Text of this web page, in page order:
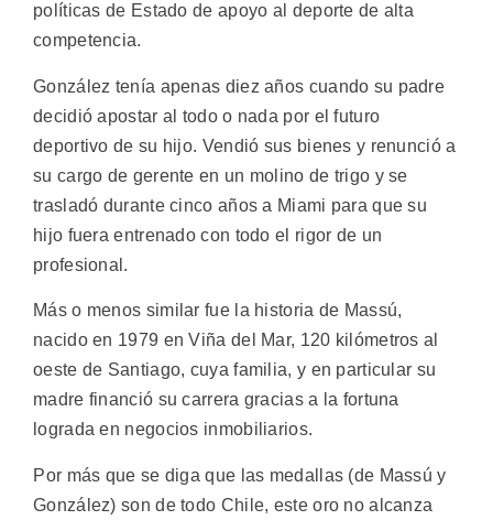
políticas de Estado de apoyo al deporte de alta
competencia.
González tenía apenas diez años cuando su padre
decidió apostar al todo o nada por el futuro
deportivo de su hijo. Vendió sus bienes y renunció a
su cargo de gerente en un molino de trigo y se
trasladó durante cinco años a Miami para que su
hijo fuera entrenado con todo el rigor de un
profesional.
Más o menos similar fue la historia de Massú,
nacido en 1979 en Viña del Mar, 120 kilómetros al
oeste de Santiago, cuya familia, y en particular su
madre financió su carrera gracias a la fortuna
lograda en negocios inmobiliarios.
Por más que se diga que las medallas (de Massú y
González) son de todo Chile, este oro no alcanza